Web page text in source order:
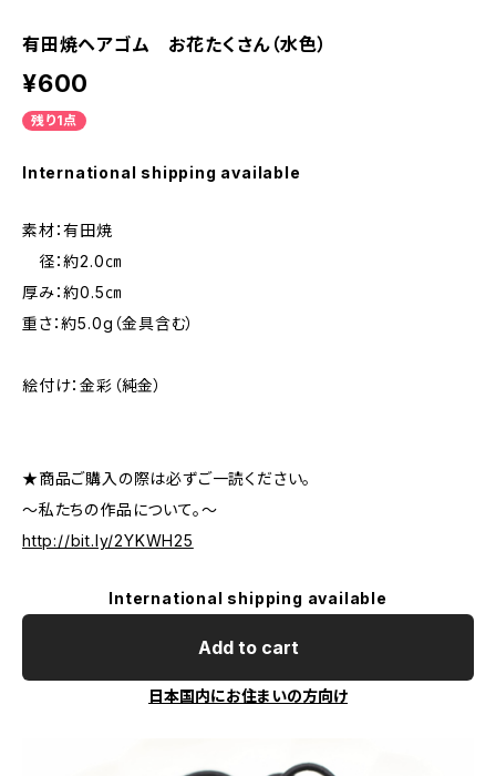
有田焼ヘアゴム お花たくさん（水色）
¥600
残り1点
International shipping available
素材：有田焼
径：約2.0㎝
厚み：約0.5㎝
重さ：約5.0g（金具含む）
絵付け：金彩（純金）
★商品ご購入の際は必ずご一読ください。
～私たちの作品について。～
http://bit.ly/2YKWH25
International shipping available
Add to cart
日本国内にお住まいの方向け